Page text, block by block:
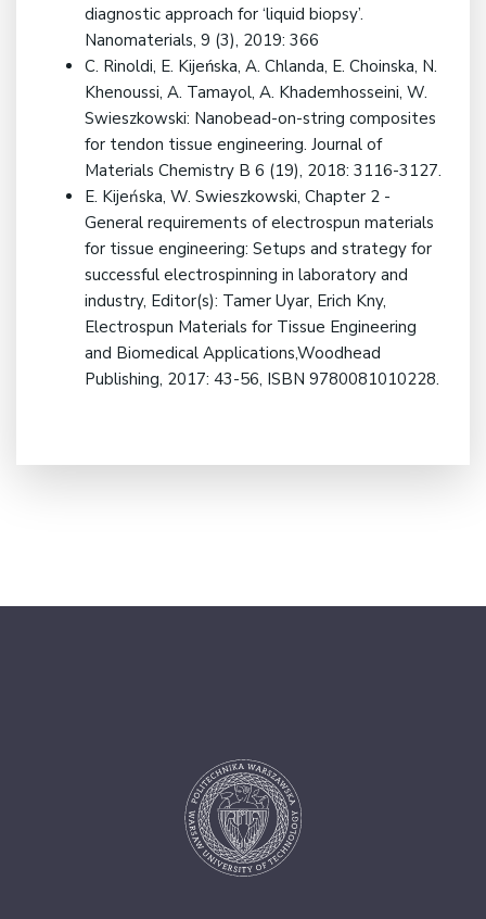
diagnostic approach for ‘liquid biopsy’.
Nanomaterials, 9 (3), 2019: 366
C. Rinoldi, E. Kijeńska, A. Chlanda, E. Choinska, N.
Khenoussi, A. Tamayol, A. Khademhosseini, W.
Swieszkowski: Nanobead-on-string composites
for tendon tissue engineering. Journal of
Materials Chemistry B 6 (19), 2018: 3116-3127.
E. Kijeńska, W. Swieszkowski, Chapter 2 -
General requirements of electrospun materials
for tissue engineering: Setups and strategy for
successful electrospinning in laboratory and
industry, Editor(s): Tamer Uyar, Erich Kny,
Electrospun Materials for Tissue Engineering
and Biomedical Applications,Woodhead
Publishing, 2017: 43-56, ISBN 9780081010228.